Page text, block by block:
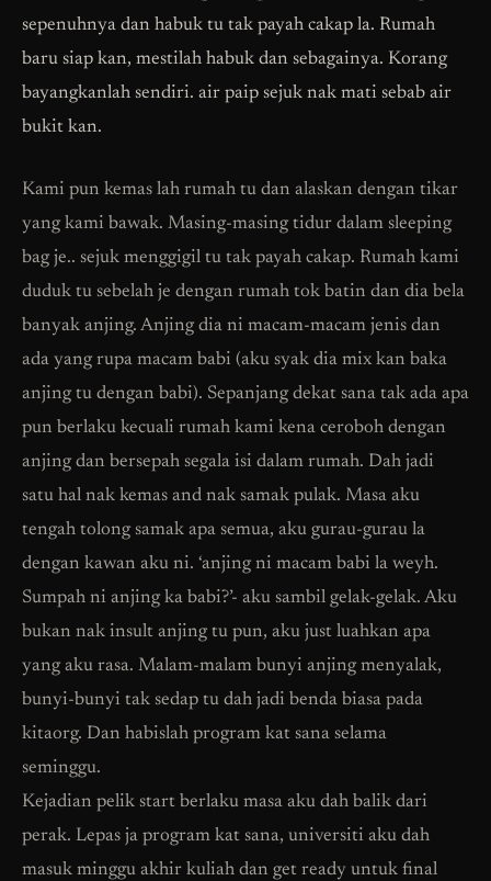
sepenuhnya dan habuk tu tak payah cakap la. Rumah
baru siap kan, mestilah habuk dan sebagainya. Korang
bayangkanlah sendiri. air paip sejuk nak mati sebab air
bukit kan.
Kami pun kemas lah rumah tu dan alaskan dengan tikar
yang kami bawak. Masing-masing tidur dalam sleeping
bag je.. sejuk menggigil tu tak payah cakap. Rumah kami
duduk tu sebelah je dengan rumah tok batin dan dia bela
banyak anjing. Anjing dia ni macam-macam jenis dan
ada yang rupa macam babi (aku syak dia mix kan baka
anjing tu dengan babi). Sepanjang dekat sana tak ada apa
pun berlaku kecuali rumah kami kena ceroboh dengan
anjing dan bersepah segala isi dalam rumah. Dah jadi
satu hal nak kemas and nak samak pulak. Masa aku
tengah tolong samak apa semua, aku gurau-gurau la
dengan kawan aku ni. ‘anjing ni macam babi la weyh.
Sumpah ni anjing ka babi?’- aku sambil gelak-gelak. Aku
bukan nak insult anjing tu pun, aku just luahkan apa
yang aku rasa. Malam-malam bunyi anjing menyalak,
bunyi-bunyi tak sedap tu dah jadi benda biasa pada
kitaorg. Dan habislah program kat sana selama
seminggu.
Kejadian pelik start berlaku masa aku dah balik dari
perak. Lepas ja program kat sana, universiti aku dah
masuk minggu akhir kuliah dan get ready untuk final